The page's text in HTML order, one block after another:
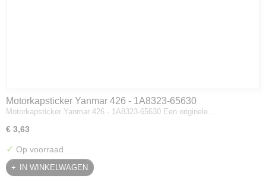
Motorkapsticker Yanmar 426 - 1A8323-65630
Motorkapsticker Yanmar 426 - 1A8323-65630 Een originele…
€ 3,63
✓ Op voorraad
IN WINKELWAGEN